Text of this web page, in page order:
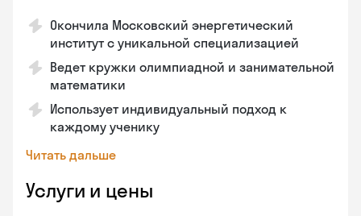
Окончила Московский энергетический
институт с уникальной специализацией
Ведет кружки олимпиадной и занимательной
математики
Использует индивидуальный подход к
каждому ученику
Читать дальше
Услуги и цены